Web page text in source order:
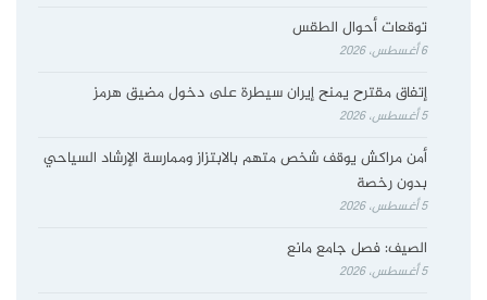
توقعات أحوال الطقس
6 أغسطس، 2026
إتفاق مقترح يمنح إيران سيطرة على دخول مضيق هرمز
5 أغسطس، 2026
أمن مراكش يوقف شخص متهم بالابتزاز وممارسة الإرشاد السياحي
بدون رخصة
5 أغسطس، 2026
الصيف: فصل جامع مانع
5 أغسطس، 2026